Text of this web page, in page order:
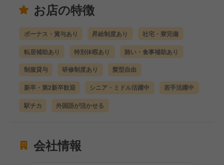
お店の特徴
ボーナス・賞与あり 昇給制度あり 社宅・寮完備
転居補助あり 特別休暇あり 賄い・食事補助あり
制服貸与 研修制度あり 髪型自由
新卒・第2新卒歓迎 シニア・ミドル活躍中 若手活躍中
駅チカ 外国語が活かせる
会社情報